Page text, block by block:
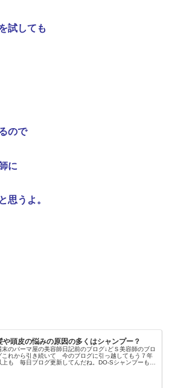
試しても
ので
に
思うよ。
や頭皮の悩みの原因の多くはシャンプー？
末のパーマ屋の美容師日記前のブログ↓どＳ美容師のブロ
これから引き続いて 今のブログに引っ越してもう７年
上も 毎日ブログ更新してんだね。DO-Sシャンプーも発